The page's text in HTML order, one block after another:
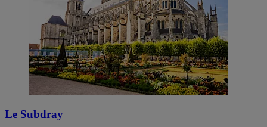
Le Subdray